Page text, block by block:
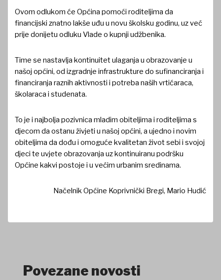
Ovom odlukom će Općina pomoći roditeljima da
financijski znatno lakše uđu u novu školsku godinu, uz već
prije donijetu odluku Vlade o kupnji udžbenika.
Time se nastavlja kontinuitet ulaganja u obrazovanje u
našoj općini, od izgradnje infrastrukture do sufinanciranja i
financiranja raznih aktivnosti i potreba naših vrtićaraca,
školaraca i studenata.
To je i najbolja pozivnica mladim obiteljima i roditeljima s
djecom da ostanu živjeti u našoj općini, a ujedno i novim
obiteljima da dođu i omoguće kvalitetan život sebi i svojoj
djeci te uvjete obrazovanja uz kontinuiranu podršku
Općine kakvi postoje i u većim urbanim sredinama.
Načelnik Općine Koprivnički Bregi, Mario Hudić
Povezane novosti